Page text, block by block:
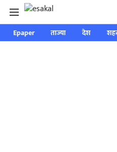
Epaper ताज्या देश